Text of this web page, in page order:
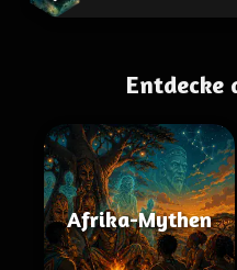
Entdecke
Afrika-Mythen